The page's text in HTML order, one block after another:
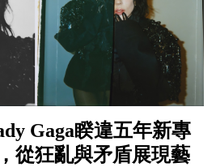
Gaga睽違五年新專
從狂亂與矛盾展現藝